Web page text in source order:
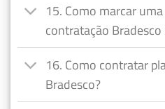
15. Como marcar
contratação Bradesco
16. Como contratar
Bradesco?